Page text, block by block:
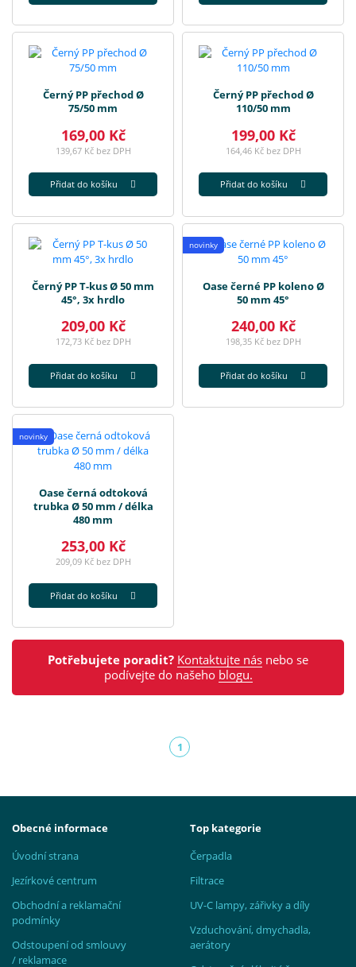
Černý PP přechod Ø
75/50 mm
169,00 Kč
139,67 Kč bez DPH
Přidat do košíku
Černý PP přechod Ø
110/50 mm
199,00 Kč
164,46 Kč bez DPH
Přidat do košíku
Černý PP T-kus Ø 50 mm
45°, 3x hrdlo
209,00 Kč
172,73 Kč bez DPH
Přidat do košíku
novinky
Oase černé PP koleno Ø
50 mm 45°
240,00 Kč
198,35 Kč bez DPH
Přidat do košíku
novinky
Oase černá odtoková
trubka Ø 50 mm / délka
480 mm
253,00 Kč
209,09 Kč bez DPH
Přidat do košíku
Potřebujete poradit? Kontaktujte nás nebo se
podívejte do našeho blogu.
1(aktuální)
Obecné informace
Úvodní strana
Jezírkové centrum
Obchodní a reklamační
podmínky
Odstoupení od smlouvy
/ reklamace
Top kategorie
Čerpadla
Filtrace
UV-C lampy, zářivky a díly
Vzduchování, dmychadla,
aerátory